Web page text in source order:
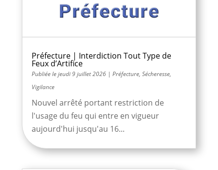
Préfecture | Interdiction Tout Type de
Feux d’Artifice
jeudi 9 juillet 2026| Préfecture, Sécheresse,
Vigilance
Nouvel arrêté portant restriction de
l'usage du feu qui entre en vigueur
aujourd'hui jusqu'au 16...